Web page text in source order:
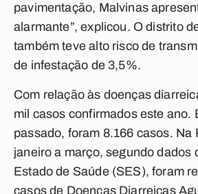
pavimentação, Malvinas
alarmante”, explicou. O distrito
também teve alto risco de
de infestação de 3,5%.
Com relação às doenças
mil casos confirmados este ano.
passado, foram 8.166 casos. Na
janeiro a março, segundo dados
Estado de Saúde (SES), foram
casos de Doenças Diarreicas